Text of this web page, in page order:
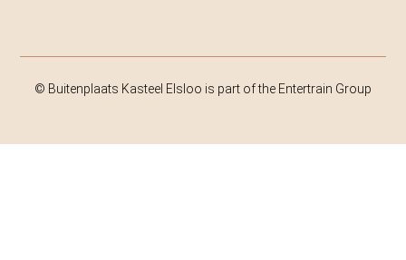
© Buitenplaats Kasteel Elsloo is part of the Entertrain Group